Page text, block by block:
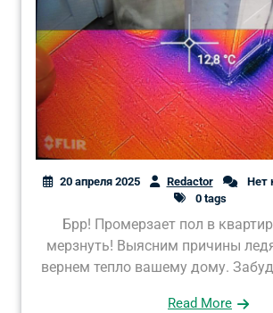
20 апреля 2025 Redactor
Нет
0 tags
Брр! Промерзает пол в
мерзнуть! Выясним причины
вернем тепло вашему дому.
Read More